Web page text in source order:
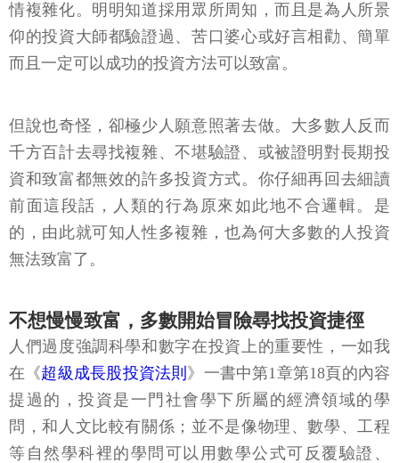
情複雜化。明明知道採用眾所周知，而且是為人所景
仰的投資大師都驗證過、苦口婆心或好言相勸、簡單
而且一定可以成功的投資方法可以致富。
但說也奇怪，卻極少人願意照著去做。大多數人反而
千方百計去尋找複雜、不堪驗證、或被證明對長期投
資和致富都無效的許多投資方式。你仔細再回去細讀
前面這段話，人類的行為原來如此地不合邏輯。是
的，由此就可知人性多複雜，也為何大多數的人投資
無法致富了。
不想慢慢致富，多數開始冒險尋找投資捷徑
人們過度強調科學和數字在投資上的重要性，一如我
在《超級成長股投資法則 》一書中第1章第18頁的內容
提過的，投資是一門社會學下所屬的經濟領域的學
問，和人文比較有關係；並不是像物理、數學、工程
等自然學科裡的學問可以用數學公式可反覆驗證、